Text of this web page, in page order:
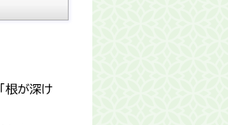
根が深け